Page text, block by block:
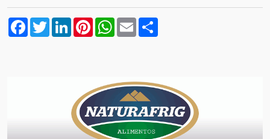
Facebook
TwitterLinkedInPinterestWhatsApp
Email